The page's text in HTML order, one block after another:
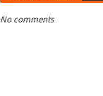
No comments